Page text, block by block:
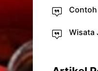
Contoh
Wisata